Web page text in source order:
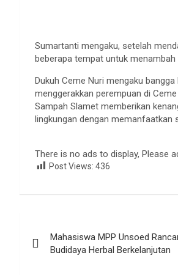
Sumartanti mengaku, setelah
beberapa tempat untuk
Dukuh Ceme Nuri mengaku
menggerakkan perempuan di
Sampah Slamet memberikan
lingkungan dengan memanfaatkan
There is no ads to display, Please
Post Views: 436
pos
Mahasiswa MPP Unsoed
Budidaya Herbal Berkelanjutan